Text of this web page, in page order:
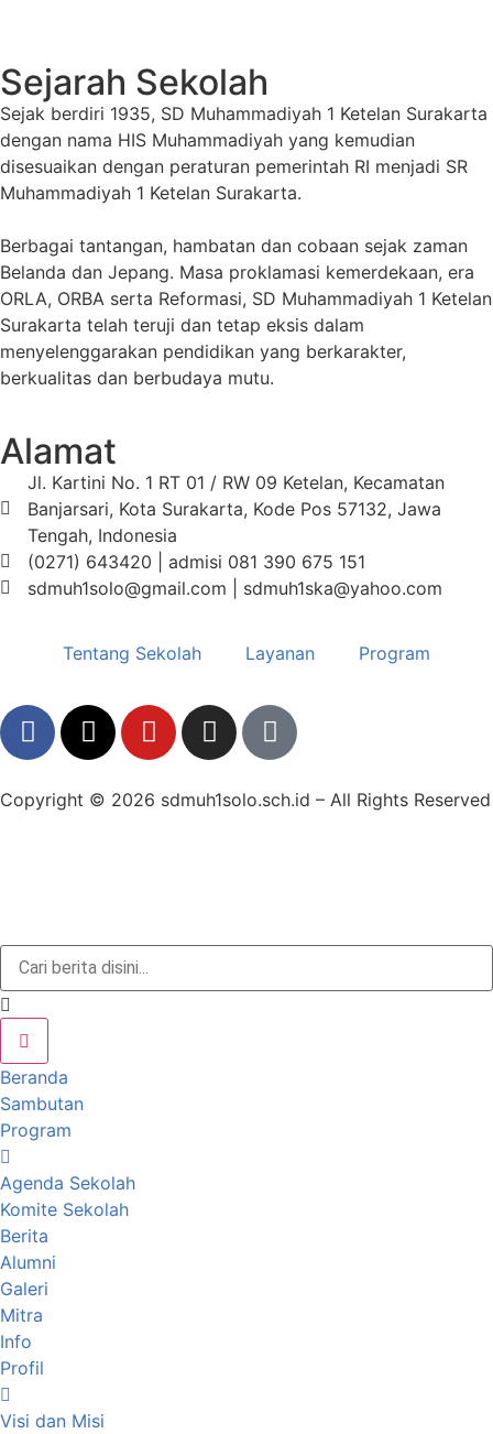
Sejarah Sekolah
Sejak berdiri 1935, SD Muhammadiyah 1 Ketelan Surakarta
dengan nama HIS Muhammadiyah yang kemudian
disesuaikan dengan peraturan pemerintah RI menjadi SR
Muhammadiyah 1 Ketelan Surakarta.
Berbagai tantangan, hambatan dan cobaan sejak zaman
Belanda dan Jepang. Masa proklamasi kemerdekaan, era
ORLA, ORBA serta Reformasi, SD Muhammadiyah 1 Ketelan
Surakarta telah teruji dan tetap eksis dalam
menyelenggarakan pendidikan yang berkarakter,
berkualitas dan berbudaya mutu.
Alamat
Jl. Kartini No. 1 RT 01 / RW 09 Ketelan, Kecamatan
Banjarsari, Kota Surakarta, Kode Pos 57132, Jawa
Tengah, Indonesia
(0271) 643420 | admisi 081 390 675 151
sdmuh1solo@gmail.com | sdmuh1ska@yahoo.com
Tentang Sekolah Layanan Program
Copyright © 2026 sdmuh1solo.sch.id – All Rights Reserved
Beranda
Sambutan
Program
Agenda Sekolah
Komite Sekolah
Berita
Alumni
Galeri
Mitra
Info
Profil
Visi dan Misi